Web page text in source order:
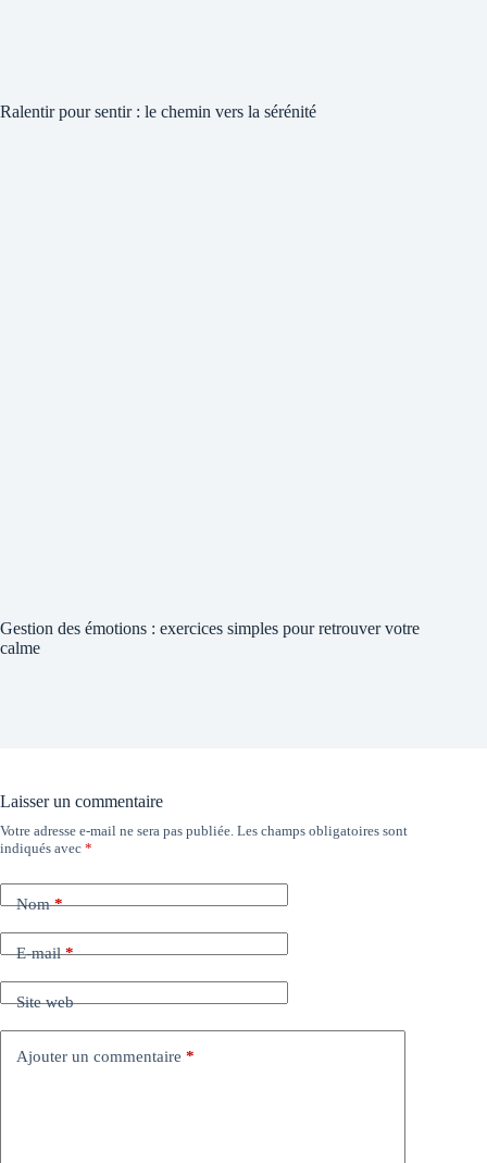
Ralentir pour sentir : le chemin vers la sérénité
Gestion des émotions : exercices simples pour retrouver votre
calme
Laisser un commentaire
Votre adresse e-mail ne sera pas publiée. Les champs obligatoires sont
indiqués avec *
Nom*
E-mail*
Site web
Ajouter un commentaire *